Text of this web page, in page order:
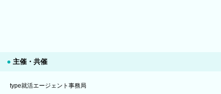
主催・共催
type就活エージェント事務局